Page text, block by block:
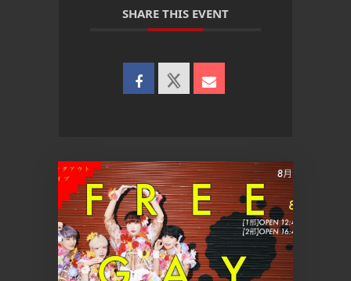
SHARE THIS EVENT